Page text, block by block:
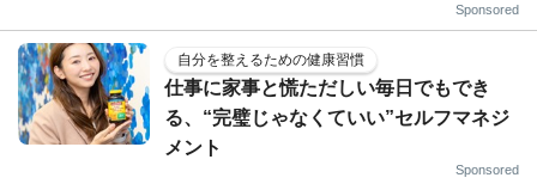
Sponsored
自分を整えるための健康習慣
仕事に家事と慌ただしい毎日でもでき
る、“完璧じゃなくていい”セルフマネジ
メント
Sponsored